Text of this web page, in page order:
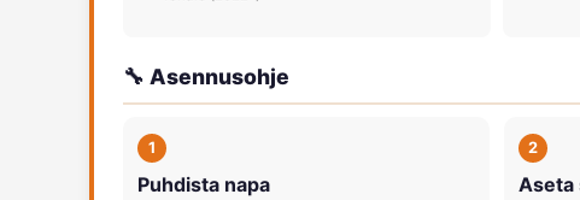
🔧 Asennusohje
1
Puhdista napa
2
Aseta